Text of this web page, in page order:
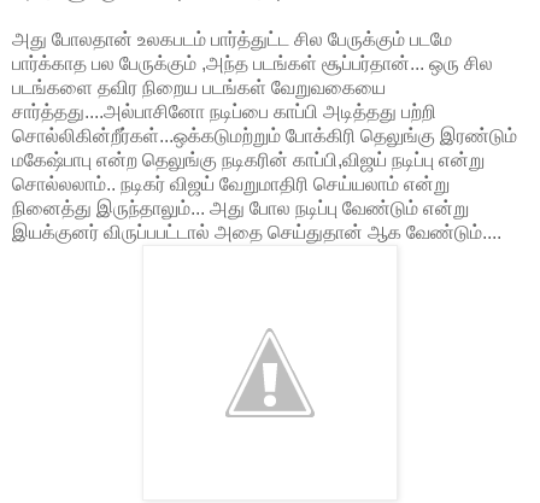
அது போலதான் உலகபடம் பார்த்துட்ட சில பேருக்கும் படமே
பார்க்காத பல பேருக்கும் ,அந்த படங்கள் சூப்பர்தான்... ஒரு சில
படங்களை தவிர நிறைய படங்கள் வேறுவகையை
சார்த்தது....அல்பாசினோ நடிப்பை காப்பி அடித்தது பற்றி
சொல்லிகின்றீர்கள்...ஒக்கடுமற்றும் போக்கிரி தெலுங்கு இரண்டும்
மகேஷ்பாபு என்ற தெலுங்கு நடிகரின் காப்பி,விஜய் நடிப்பு என்று
சொல்லலாம்.. நடிகர் விஜய் வேறுமாதிரி செய்யலாம் என்று
நினைத்து இருந்தாலும்... அது போல நடிப்பு வேண்டும் என்று
இயக்குனர் விருப்பபட்டால் அதை செய்துதான் ஆக வேண்டும்....